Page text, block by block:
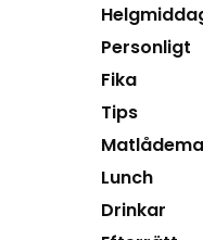
Personligt
Fika
Tips
Lunch
Drinkar